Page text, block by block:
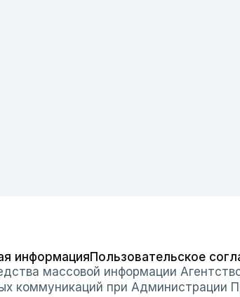
информацияПользовательское
массовой информации
коммуникаций при Администрации